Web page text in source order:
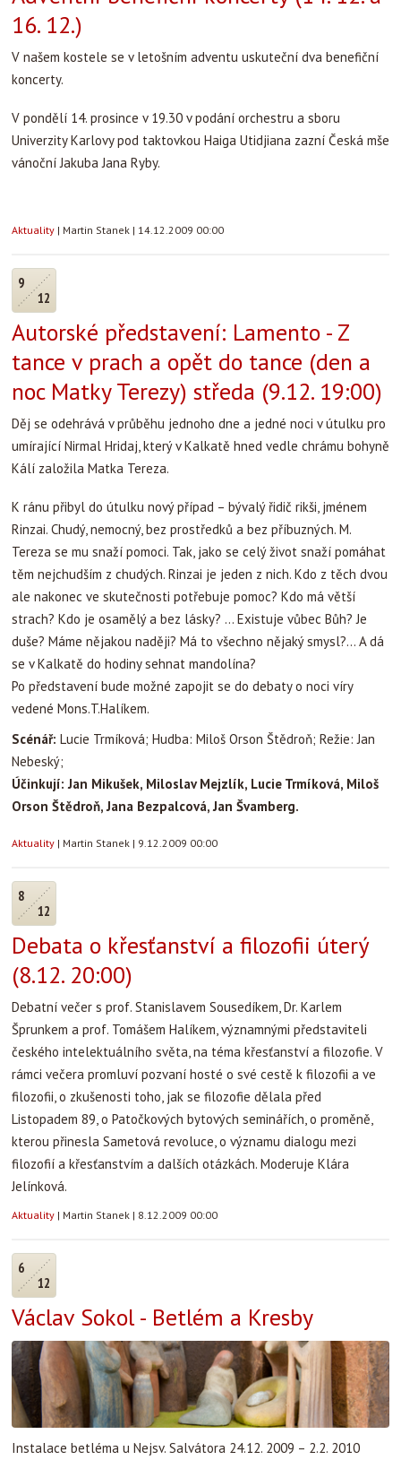
16. 12.)
V našem kostele se v letošním adventu uskuteční dva benefiční
koncerty.
V pondělí 14. prosince v 19.30 v podání orchestru a sboru
Univerzity Karlovy pod taktovkou Haiga Utidjiana zazní Česká mše
vánoční Jakuba Jana Ryby.
Aktuality | Martin Stanek | 14.12.2009 00:00
9
12
Autorské představení: Lamento - Z
tance v prach a opět do tance (den a
noc Matky Terezy) středa (9.12. 19:00)
Děj se odehrává v průběhu jednoho dne a jedné noci v útulku pro
umírající Nirmal Hridaj, který v Kalkatě hned vedle chrámu bohyně
Kálí založila Matka Tereza.
K ránu přibyl do útulku nový případ – bývalý řidič rikši, jménem
Rinzai. Chudý, nemocný, bez prostředků a bez příbuzných. M.
Tereza se mu snaží pomoci. Tak, jako se celý život snaží pomáhat
těm nejchudším z chudých. Rinzai je jeden z nich. Kdo z těch dvou
ale nakonec ve skutečnosti potřebuje pomoc? Kdo má větší
strach? Kdo je osamělý a bez lásky? … Existuje vůbec Bůh? Je
duše? Máme nějakou naději? Má to všechno nějaký smysl?… A dá
se v Kalkatě do hodiny sehnat mandolína?
Po představení bude možné zapojit se do debaty o noci víry
vedené Mons.T.Halíkem.
Scénář: Lucie Trmíková; Hudba: Miloš Orson Štědroň; Režie: Jan
Nebeský;
Účinkují: Jan Mikušek, Miloslav Mejzlík, Lucie Trmíková, Miloš
Orson Štědroň, Jana Bezpalcová, Jan Švamberg.
Aktuality | Martin Stanek | 9.12.2009 00:00
8
12
Debata o křesťanství a filozofii úterý
(8.12. 20:00)
Debatní večer s prof. Stanislavem Sousedíkem, Dr. Karlem
Šprunkem a prof. Tomášem Halíkem, významnými představiteli
českého intelektuálního světa, na téma křesťanství a filozofie. V
rámci večera promluví pozvaní hosté o své cestě k filozofii a ve
filozofii, o zkušenosti toho, jak se filozofie dělala před
Listopadem 89, o Patočkových bytových seminářích, o proměně,
kterou přinesla Sametová revoluce, o významu dialogu mezi
filozofií a křesťanstvím a dalších otázkách. Moderuje Klára
Jelínková.
Aktuality | Martin Stanek | 8.12.2009 00:00
6
12
Václav Sokol - Betlém a Kresby
Instalace betléma u Nejsv. Salvátora 24.12. 2009 – 2.2. 2010